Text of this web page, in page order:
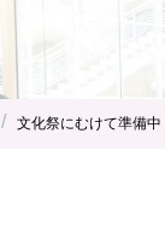
/ 文化祭にむけて準備中